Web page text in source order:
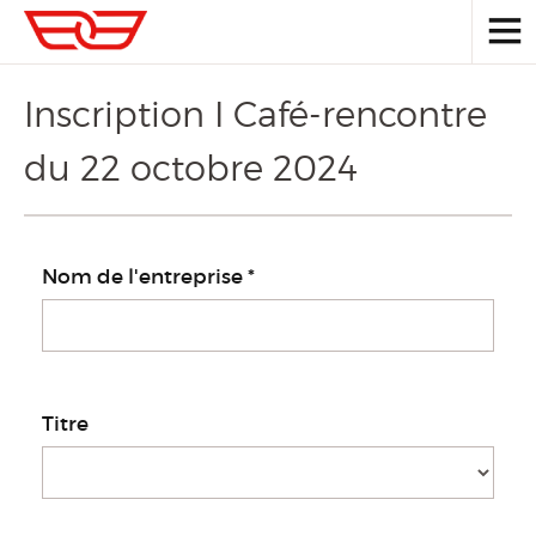
Membres
Inscription I Café-rencontre
du 22 octobre 2024
Nom de l'entreprise *
Titre